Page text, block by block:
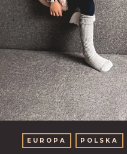
EUROPA POLSKA